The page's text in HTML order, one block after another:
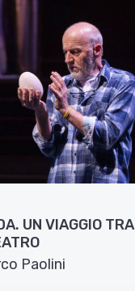
UN VIAGGIO
Paolini